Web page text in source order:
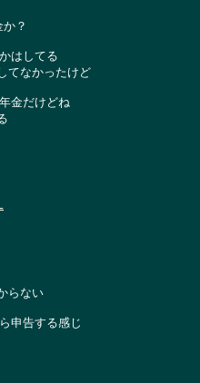
？
はしてる
てなかったけど
金だけどね
らない
申告する感じ